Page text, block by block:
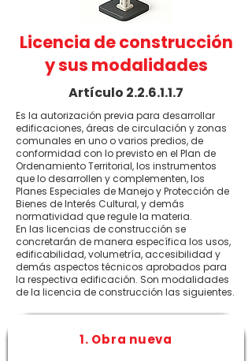
Licencia de construcción
y sus modalidades
Artículo 2.2.6.1.1.7
Es la autorización previa para desarrollar
edificaciones, áreas de circulación y zonas
comunales en uno o varios predios, de
conformidad con lo previsto en el Plan de
Ordenamiento Territorial, los instrumentos
que lo desarrollen y complementen, los
Planes Especiales de Manejo y Protección de
Bienes de Interés Cultural, y demás
normatividad que regule la materia.
En las licencias de construcción se
concretarán de manera específica los usos,
edificabilidad, volumetría, accesibilidad y
demás aspectos técnicos aprobados para
la respectiva edificación. Son modalidades
de la licencia de construcción las siguientes.
1. Obra nueva